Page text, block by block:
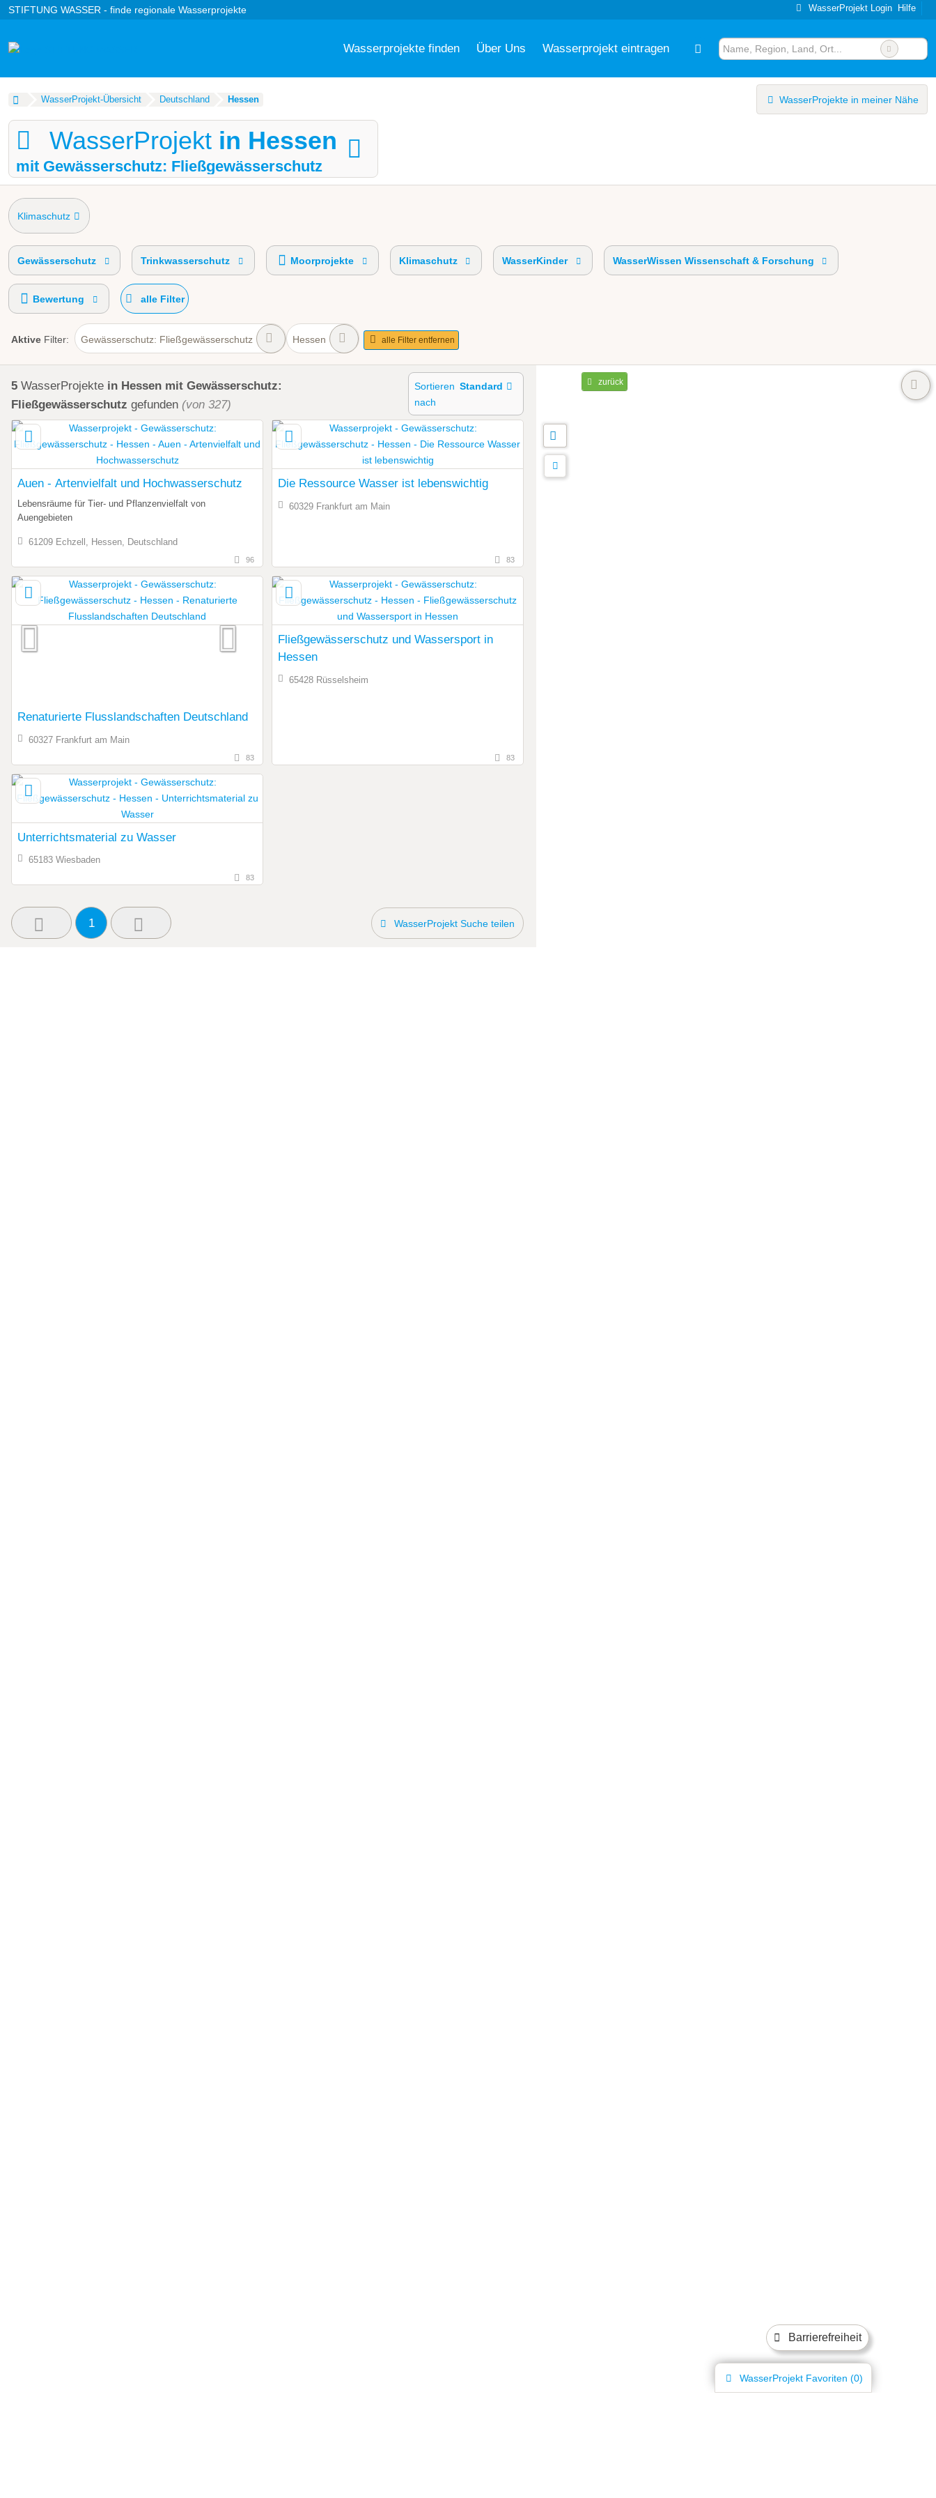
STIFTUNG WASSER - finde regionale Wasserprojekte
Barrierefreiheit
WasserProjekt Login Hilfe
Wasserprojekte finden Über Uns Wasserprojekt eintragen
WasserProjekt-Übersicht Deutschland Hessen WasserProjekte in meiner Nähe
WasserProjekt in Hessen
mit Gewässerschutz: Fließgewässerschutz
Klimaschutz
Gewässerschutz Trinkwasserschutz Moorprojekte Klimaschutz WasserKinder WasserWissen Wissenschaft & Forschung
Bewertung alle Filter
Aktive Filter: Gewässerschutz: Fließgewässerschutz Hessen alle Filter entfernen
5 WasserProjekte in Hessen mit Gewässerschutz:
Fließgewässerschutz gefunden (von 327)
Sortieren
nach
Standard
Auen - Artenvielfalt und Hochwasserschutz
Lebensräume für Tier- und Pflanzenvielfalt von
Auengebieten
61209 Echzell, Hessen, Deutschland
96
Die Ressource Wasser ist lebenswichtig
60329 Frankfurt am Main
83
Renaturierte Flusslandschaften Deutschland
60327 Frankfurt am Main
83
Fließgewässerschutz und Wassersport in
Hessen
65428 Rüsselsheim
83
Unterrichtsmaterial zu Wasser
65183 Wiesbaden
83
1 WasserProjekt Suche teilen
WasserProjekt Favoriten (0)
zurück